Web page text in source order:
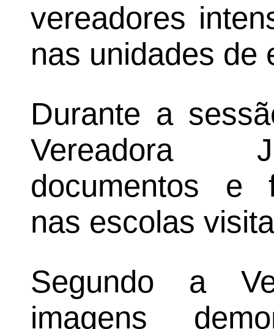
vereadores
nas unidades de
Durante a
Vereadora
documentos e
nas escolas
Segundo a
imagens